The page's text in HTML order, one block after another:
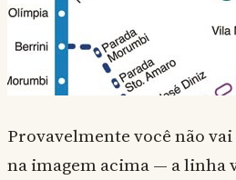
Provavelmente você não
na imagem acima — a linha